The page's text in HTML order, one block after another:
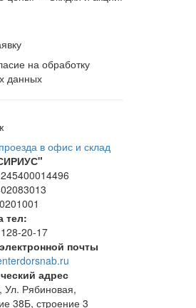
на обработку
данных
в офис и склад
тел:
20-17
почты
адрес
Ул. Рябиновая,
38Б, строение 3